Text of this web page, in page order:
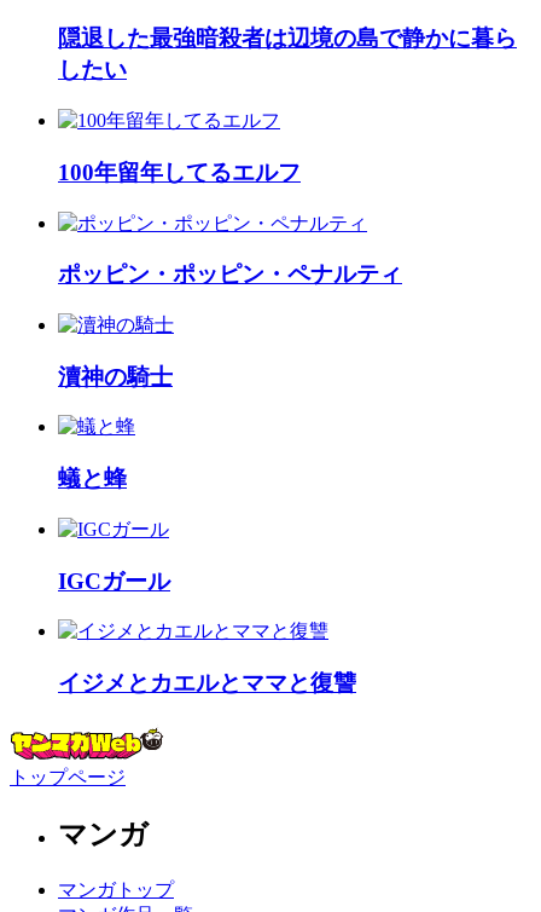
隠退した最強暗殺者は辺境の島で静かに暮ら
したい
100年留年してるエルフ
ポッピン・ポッピン・ペナルティ
瀆神の騎士
蟻と蜂
IGCガール
イジメとカエルとママと復讐
トップページ
マンガ
マンガトップ